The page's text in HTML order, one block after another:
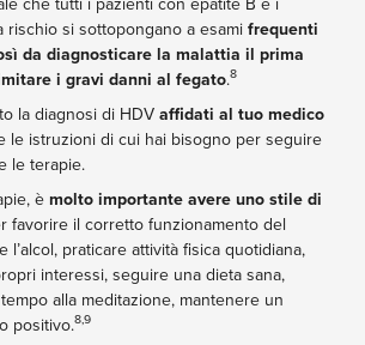
rischio si sottopongano a esami frequenti
da diagnosticare la malattia il prima
i gravi danni al fegato.8
la diagnosi di HDV affidati al tuo medico
le istruzioni di cui hai bisogno per seguire
le terapie.
è molto importante avere uno stile di
favorire il corretto funzionamento del
l’alcol, praticare attività fisica quotidiana,
interessi, seguire una dieta sana,
alla meditazione, mantenere un
positivo.8,9